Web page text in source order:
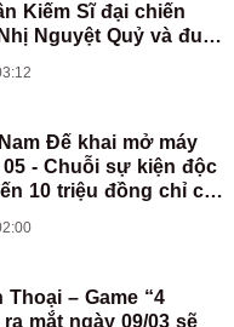
Kiếm Sĩ đại chiến
Nguyệt Quỷ và đua
Đế khai mở máy
- Chuỗi sự kiện độc
10 triệu đồng chỉ có
Thoại – Game “4
mắt ngày 09/03 sẽ